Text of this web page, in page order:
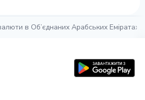
в Об’єднаних Арабських Еміратах